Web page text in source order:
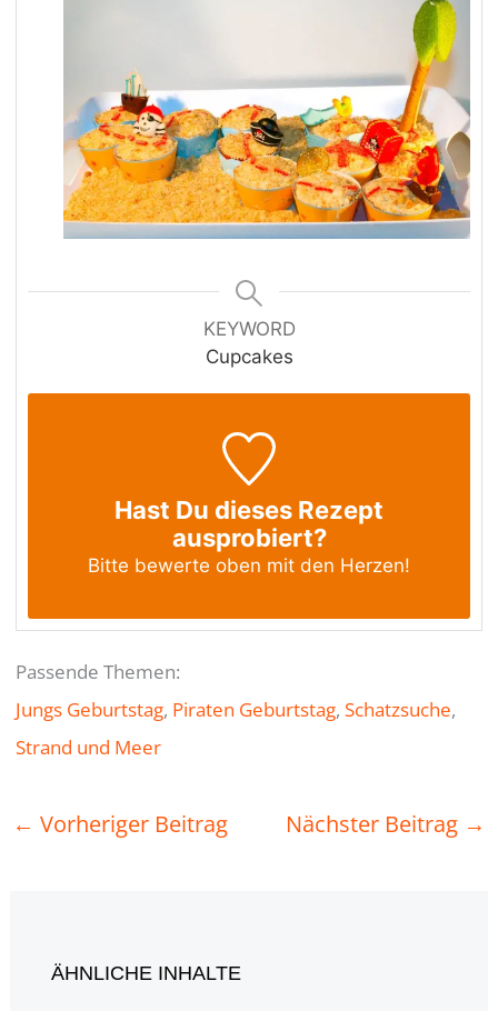
KEYWORD
Cupcakes
Hast Du dieses Rezept
ausprobiert?
Bitte bewerte oben mit den Herzen!
Passende Themen:
Jungs Geburtstag, Piraten Geburtstag, Schatzsuche
Strand und Meer
← Vorheriger Beitrag Nächster Beitrag →
ÄHNLICHE INHALTE